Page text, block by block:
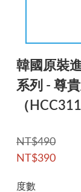
韓國原裝
系列 - 尊
（
NT$490
NT$390
度數